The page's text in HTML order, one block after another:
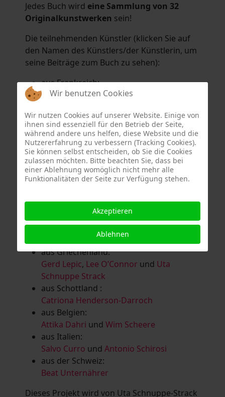
Jedes Buch wird eine Sammlung von 32
Originalkunstwerken sein!
Die teilnehmenden Künstler (klicken Sie auf
den Namen des Künstlers/der Künstlerin, um
seine Beiträge zum Buch zu sehen):
aus Frankreich:
Hélène Argo,Didier Bonnot
Eric Schaftlein.
aus den Niederlanden:
Dorrety Brookhuis,Natalia Dik,Elise
EekhoutundHenny Schaapman
aus Deutschland:
Salomé Herbst,Andrea Jungnitsch,
Lanzl,Heidrun MalComes,Christa Mayer-
Guntram Prochaska
Schaub,Vera Schaub,Birgit Schweimler &
Serge DevadderundRolf Thärichen
aus Griechenland:
Gerd Lepic, Lee O’Connor und Uta
Schnuppe Strack
aus Schottland :
Catriona Henderson-Darroch
aus Belgien:
Attika Dahri und Wim Scheere
aus Italien:
Salvo Curro und Antonio Schirosi
aus der Schweiz:
Beat Unternährer
Dieses Projekt wird von Uta Schnuppe-Strack
Wir benutzen Cookies
Wir nutzen Cookies auf unserer Website. Einige von
ihnen sind essenziell für den Betrieb der Seite,
während andere uns helfen, diese Website und die
Nutzererfahrung zu verbessern (Tracking Cookies).
Sie können selbst entscheiden, ob Sie die Cookies
zulassen möchten. Bitte beachten Sie, dass bei
einer Ablehnung womöglich nicht mehr alle
Funktionalitäten der Seite zur Verfügung stehen.
Akzeptieren
Ablehnen